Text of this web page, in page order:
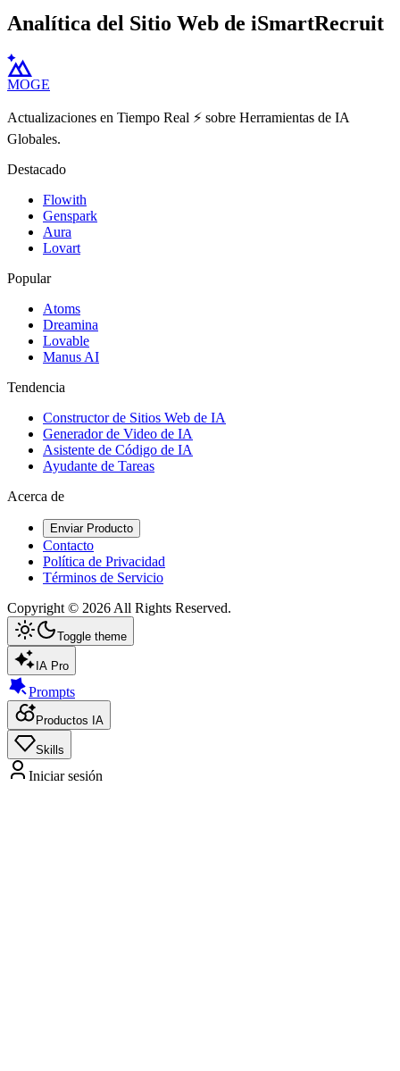
Analítica del Sitio Web de iSmartRecruit
MOGE
Actualizaciones en Tiempo Real ⚡️ sobre Herramientas de IA
Globales.
Destacado
Flowith
Genspark
Aura
Lovart
Popular
Atoms
Dreamina
Lovable
Manus AI
Tendencia
Constructor de Sitios Web de IA
Generador de Video de IA
Asistente de Código de IA
Ayudante de Tareas
Acerca de
Enviar Producto
Contacto
Política de Privacidad
Términos de Servicio
Copyright © 2026All Rights Reserved.
Toggle theme
IA Pro
Prompts
Productos IA
Skills
Iniciar sesión